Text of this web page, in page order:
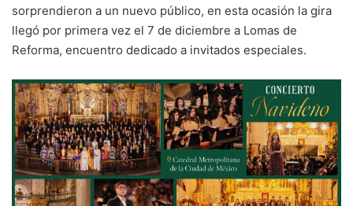
sorprendieron a un nuevo público, en esta ocasión la gira
llegó por primera vez el 7 de diciembre a Lomas de
Reforma, encuentro dedicado a invitados especiales.